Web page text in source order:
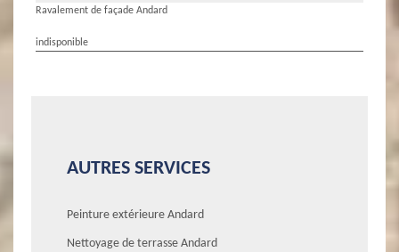
Ravalement de façade Andard
indisponible
AUTRES SERVICES
Peinture extérieure Andard
Nettoyage de terrasse Andard